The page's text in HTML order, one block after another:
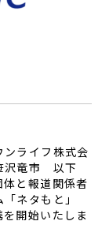
ライフ株式会
沢竜市 以下
体と報道関係者
ネタもと」
開始いたしま